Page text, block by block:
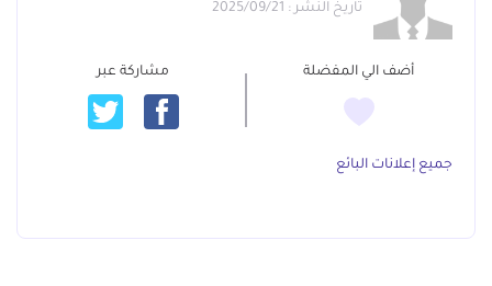
تاريخ النشر : 2025/09/21
أضف الي المفضلة مشاركة عبر
جميع إعلانات البائع